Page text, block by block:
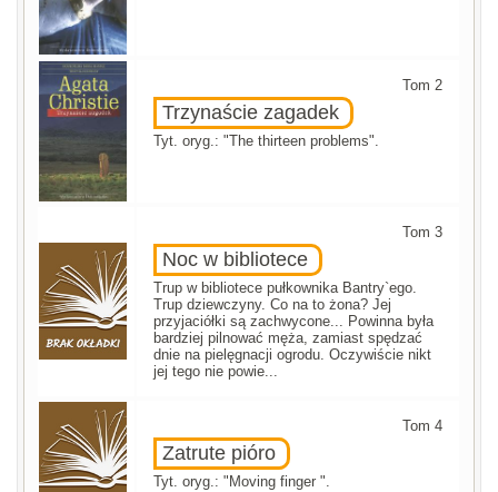
Tom 2
Trzynaście zagadek
Tyt. oryg.: "The thirteen problems".
Tom 3
Noc w bibliotece
Trup w bibliotece pułkownika Bantry`ego.
Trup dziewczyny. Co na to żona? Jej
przyjaciółki są zachwycone... Powinna była
bardziej pilnować męża, zamiast spędzać
dnie na pielęgnacji ogrodu. Oczywiście nikt
jej tego nie powie...
Tom 4
Zatrute pióro
Tyt. oryg.: "Moving finger ".